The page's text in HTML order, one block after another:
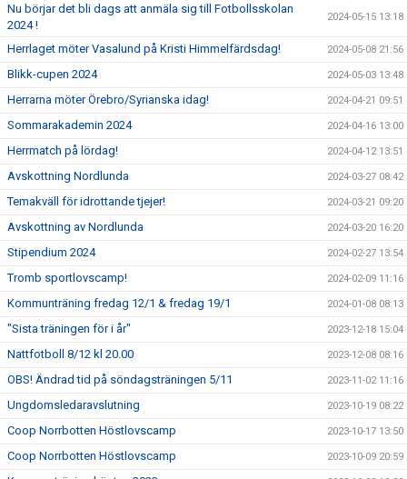
Nu börjar det bli dags att anmäla sig till Fotbollsskolan
2024 !
2024-05-15 13:18
Herrlaget möter Vasalund på Kristi Himmelfärdsdag! 2024-05-08 21:56
Blikk-cupen 2024 2024-05-03 13:48
Herrarna möter Örebro/Syrianska idag! 2024-04-21 09:51
Sommarakademin 2024 2024-04-16 13:00
Herrmatch på lördag! 2024-04-12 13:51
Avskottning Nordlunda 2024-03-27 08:42
Temakväll för idrottande tjejer! 2024-03-21 09:20
Avskottning av Nordlunda 2024-03-20 16:20
Stipendium 2024 2024-02-27 13:54
Tromb sportlovscamp! 2024-02-09 11:16
Kommunträning fredag 12/1 & fredag 19/1 2024-01-08 08:13
"Sista träningen för i år" 2023-12-18 15:04
Nattfotboll 8/12 kl 20.00 2023-12-08 08:16
OBS! Ändrad tid på söndagsträningen 5/11 2023-11-02 11:16
Ungdomsledaravslutning 2023-10-19 08:22
Coop Norrbotten Höstlovscamp 2023-10-17 13:50
Coop Norrbotten Höstlovscamp 2023-10-09 20:59